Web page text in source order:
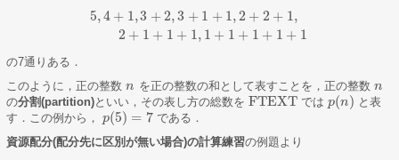
5,4 + 1,3 +2,3 + 1 + 1,2 + 2 + 1,
2 + 1 + 1 + 1, 1 + 1 + 1 + 1 + 1
4 , 2 + 1 +2 2 1 + + 1
の7通りある．
このように，正の整数 n
n を正の整数の和として表すことを，正の整数 n
n
の分割(partition)といい，その表し方の総数を FTEXT
FTEXT では p(n)
p(n)
と表
す．この例から， p(5) = 7
p(5) = 7
である．
資源配分(配分先に区別が無い場合)の計算練習の例題より